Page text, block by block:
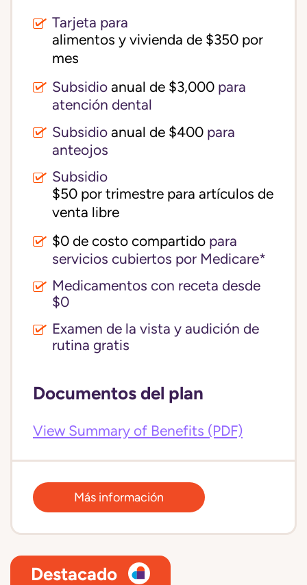
Tarjeta para
alimentos y vivienda de $350 por
mes
Subsidio anual de $3,000 para
atención dental
Subsidio anual de $400 para
anteojos
Subsidio
$50 por trimestre para artículos de
venta libre
$0 de costo compartido para
servicios cubiertos por Medicare*
Medicamentos con receta desde
$0
Examen de la vista y audición de
rutina gratis
Documentos del plan
View Summary of Benefits (PDF)
Más información
Destacado